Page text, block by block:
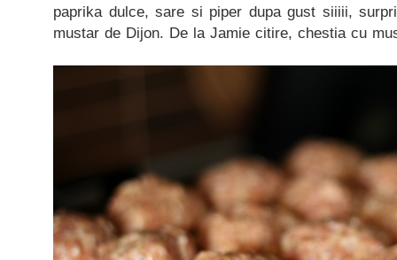
paprika dulce, sare si piper dupa gust siiiii,
mustar de Dijon. De la Jamie citire, chestia cu